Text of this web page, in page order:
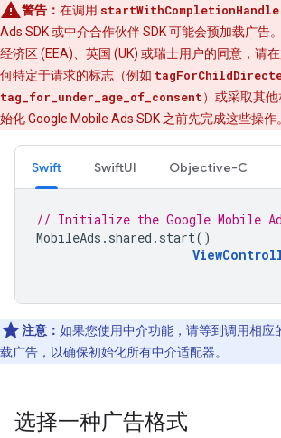
警告： 在调用
Ads SDK或中介合作伙伴 SDK 可能会预加载广告
经济区 (EEA)、英国 (UK) 或瑞士用户的同意，请
何特定于请求的标志（例如
tag_for_under_age_of_consent）或采取其
始化Google Mobile Ads SDK 之前先完成这些操作。
Swift SwiftUI Objective-C
// Initialize the Google Mobile
MobileAds . shared . start()
注意： 如果您使用中介功能，请等到调用相应
载广告，以确保初始化所有中介适配器。
选择一种广告格式